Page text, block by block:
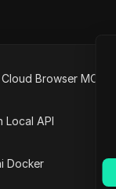
Browser MCP
Local API
Docker
Cách
tư và
2026